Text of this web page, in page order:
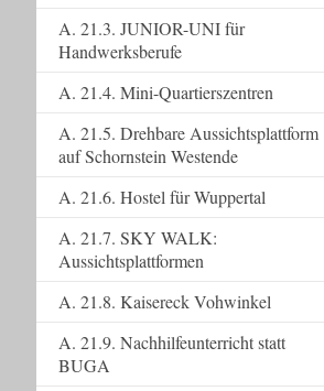
A. 21.3. JUNIOR-UNI für
Handwerksberufe
A. 21.4. Mini-Quartierszentren
A. 21.5. Drehbare Aussichtsplattform
auf Schornstein Westende
A. 21.6. Hostel für Wuppertal
A. 21.7. SKY WALK:
Aussichtsplattformen
A. 21.8. Kaisereck Vohwinkel
A. 21.9. Nachhilfeunterricht statt
BUGA